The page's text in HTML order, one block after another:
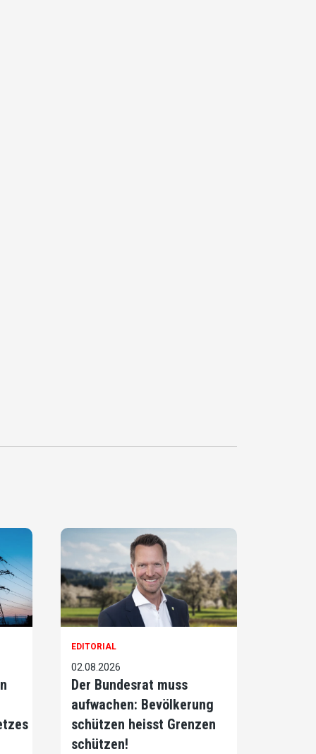
EDITORIAL
02.08.2026
Der Bundesrat muss
aufwachen: Bevölkerung
schützen heisst Grenzen
schützen!